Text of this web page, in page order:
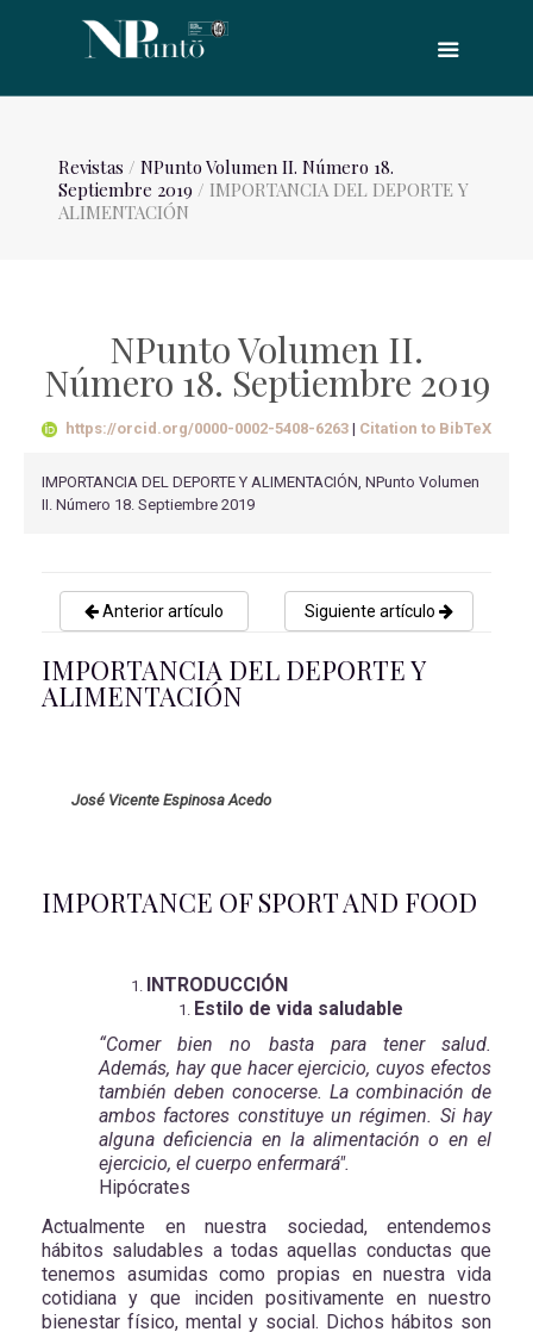
Revistas / NPunto Volumen II. Número 18.
Septiembre 2019 / IMPORTANCIA DEL DEPORTE Y
ALIMENTACIÓN
NPunto Volumen II.
Número 18. Septiembre 2019
https://orcid.org/0000-0002-5408-6263| Citation to BibTeX
IMPORTANCIA DEL DEPORTE Y ALIMENTACIÓN, NPunto Volumen
II. Número 18. Septiembre 2019
Anterior artículo Siguiente artículo
IMPORTANCIA DEL DEPORTE Y
ALIMENTACIÓN
José Vicente Espinosa Acedo
IMPORTANCE OF SPORT AND FOOD
INTRODUCCIÓN
Estilo de vida saludable
“Comer bien no basta para tener salud.
Además, hay que hacer ejercicio, cuyos efectos
también deben conocerse. La combinación de
ambos factores constituye un régimen. Si hay
alguna deficiencia en la alimentación o en el
ejercicio, el cuerpo enfermará".
Hipócrates
Actualmente en nuestra sociedad, entendemos
hábitos saludables a todas aquellas conductas que
tenemos asumidas como propias en nuestra vida
cotidiana y que inciden positivamente en nuestro
bienestar físico, mental y social. Dichos hábitos son